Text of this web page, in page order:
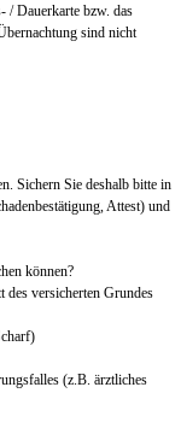
/ Dauerkarte bzw. das
sind nicht
Sichern Sie deshalb bitte in
Attest) und
können?
des versicherten Grundes
(z.B. ärztliches